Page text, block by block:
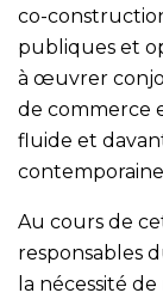
co-
publiques et
à œuvrer
de commerce
fluide et
Au cours de
responsables
la nécessité